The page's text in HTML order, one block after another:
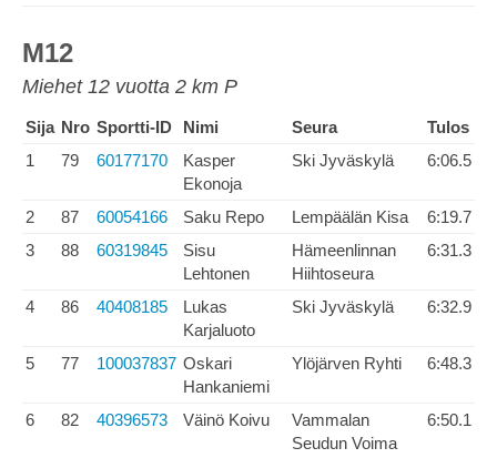
M12
Miehet 12 vuotta 2 km P
Sija Nro Sportti-ID Nimi Seura
Tulos
1
79 60177170
Kasper
Ekonoja
Ski Jyväskylä 6:06.5
2 87 60054166 Saku Repo Lempäälän Kisa
6:19.7
3
88 60319845
Sisu
Lehtonen
Hämeenlinnan
Hiihtoseura
6:31.3
4 86 40408185
Lukas
Karjaluoto
Ski Jyväskylä 6:32.9
5 77 100037837 Oskari
Hankaniemi
Ylöjärven Ryhti 6:48.3
6 82 40396573 Väinö Koivu
Vammalan
Seudun Voima
6:50.1